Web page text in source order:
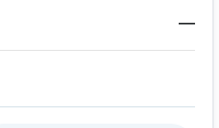
—